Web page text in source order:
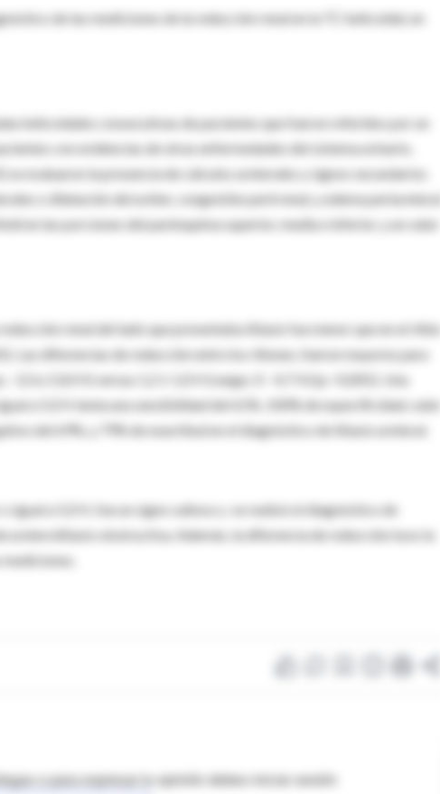
de las mediciones de la reducción renal en la TC helicoidal, en
helicoidales consecutivas de pacientes que fueron referidos por un
con evidencias de otras enfermedades del sistema urinario,
se evaluaron la presencia de cálculos ureterales y signos secundarios
o dilatación del uréter, congestión perirrenal, y edema periureteral.
en las porciones del parénquima superior, media e inferior, y un valor
renal del lado que presentaba litiasis fue menor que en el riñón
Las diferencias de reducción entre los riñones, fueron mayores para
3,3 a 13,0 H) versus 1,2 ± 1,0 H (rango; 0 - 4,7 H) (p <0,001). Una
a 5,0 H tenía una sensibilidad del 61%, 100% de especificidad, valor
del 69%, y 79% de exactitud en el diagnóstico de litiasis ureteral.
igual a 5,0 H, fue un signo valioso y se realizó el diagnóstico de
ureterolitiasis obstructiva. Además, la diferencia de reducción tuvo la
o para expresar tu opinión debes iniciar sesión